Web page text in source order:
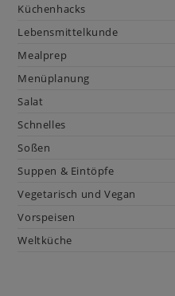
Küchenhacks
Lebensmittelkunde
Mealprep
Menüplanung
Salat
Schnelles
Soßen
Suppen & Eintöpfe
Vegetarisch und Vegan
Vorspeisen
Weltküche